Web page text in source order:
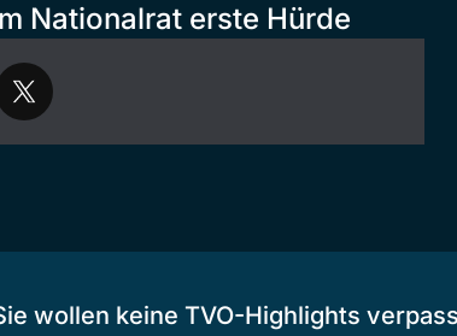
Nationalrat erste Hürde
wollen keine TVO-Highlights